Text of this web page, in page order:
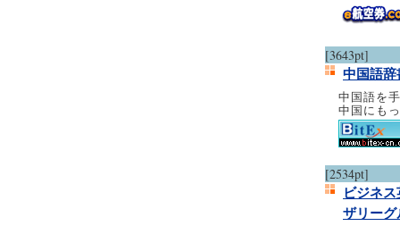
[3643pt]
中国語
中国語を
中国にも
[2534pt]
ビジネ
ザリー